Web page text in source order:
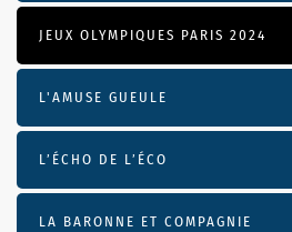
JEUX OLYMPIQUES PARIS 2024
L'AMUSE GUEULE
L’ÉCHO DE L’ÉCO
LA BARONNE ET COMPAGNIE